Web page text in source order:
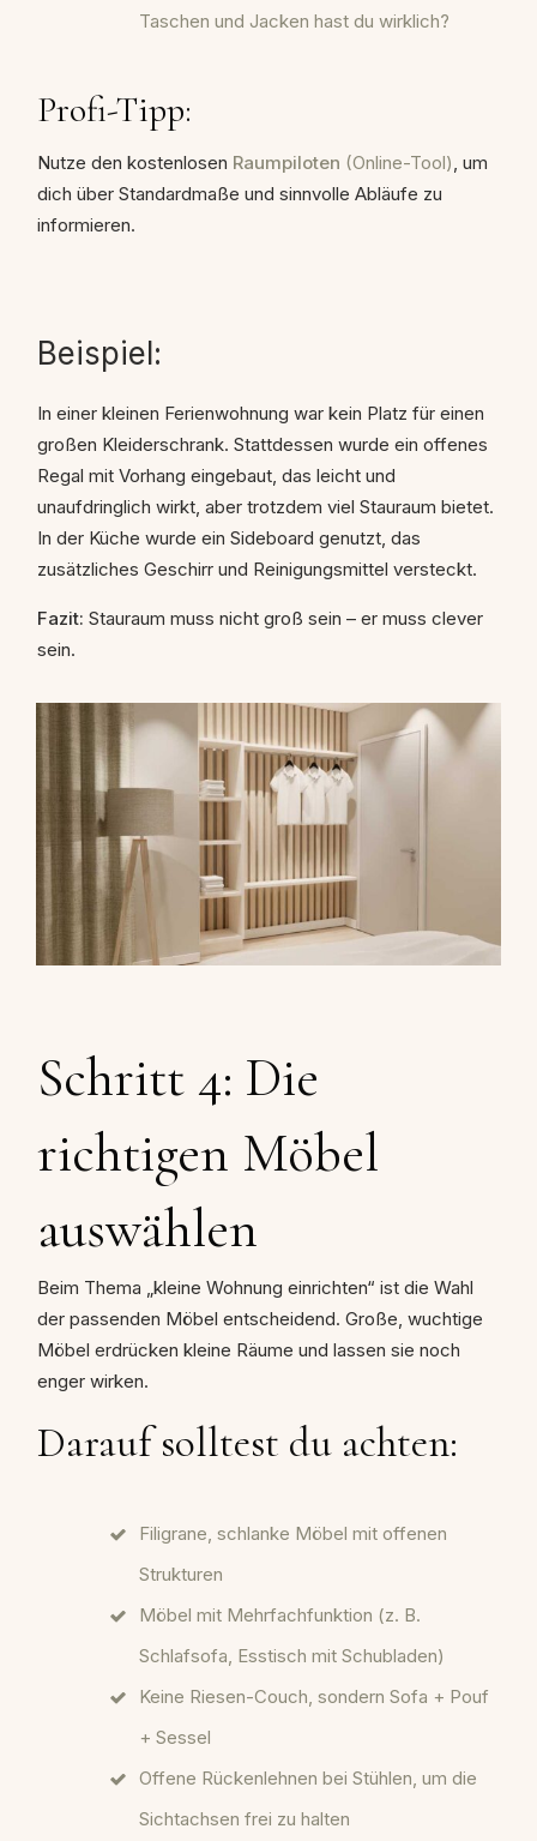
Taschen und Jacken hast du wirklich?
Profi-Tipp:
Nutze den kostenlosen Raumpiloten (Online-Tool), um
dich über Standardmaße und sinnvolle Abläufe zu
informieren.
Beispiel:
In einer kleinen Ferienwohnung war kein Platz für einen
großen Kleiderschrank. Stattdessen wurde ein offenes
Regal mit Vorhang eingebaut, das leicht und
unaufdringlich wirkt, aber trotzdem viel Stauraum bietet.
In der Küche wurde ein Sideboard genutzt, das
zusätzliches Geschirr und Reinigungsmittel versteckt.
Fazit: Stauraum muss nicht groß sein – er muss clever
sein.
Schritt 4: Die
richtigen Möbel
auswählen
Beim Thema „kleine Wohnung einrichten“ ist die Wahl
der passenden Möbel entscheidend. Große, wuchtige
Möbel erdrücken kleine Räume und lassen sie noch
enger wirken.
Darauf solltest du achten:
Filigrane, schlanke Möbel mit offenen
Strukturen
Möbel mit Mehrfachfunktion (z. B.
Schlafsofa, Esstisch mit Schubladen)
Keine Riesen-Couch, sondern Sofa + Pouf
+ Sessel
Offene Rückenlehnen bei Stühlen, um die
Sichtachsen frei zu halten